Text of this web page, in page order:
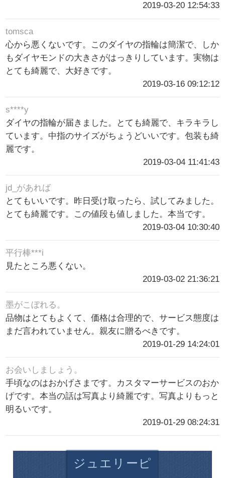
2019-03-20 12:54:33
tomsca
心から悪くないです。このダイヤの指輪は簡潔で、しか
もダイヤモンドの大きさがはっきりしています。実物は
とても綺麗で、大好きです。
2019-03-16 09:12:12
s****y
ダイヤの指輪が届きました。とても綺麗で、キラキラし
ています。中指のサイズがちょうどいいです。包装も綺
麗です。
2019-03-04 11:41:43
jd_があれば
とてもいいです。昨日受け取ったら、試してみました。
とても綺麗です。この値段も値しました。本当です。
2019-03-04 10:30:40
平行棒***i
見たところ悪くない。
2019-03-02 21:36:21
墨がこぼれる。
品物はとてもよくて、価格は合理的で、サービス態度は
まだ言われていません。親友に贈るべきです。
2019-01-29 14:24:01
お会いしましょう。
手頃なのはおかげさまです。カスタマーサービスのおか
げです。本当の話は写真より綺麗です。写真よりもっと
明るいです。
2019-01-29 08:24:31
ジュエリーピ